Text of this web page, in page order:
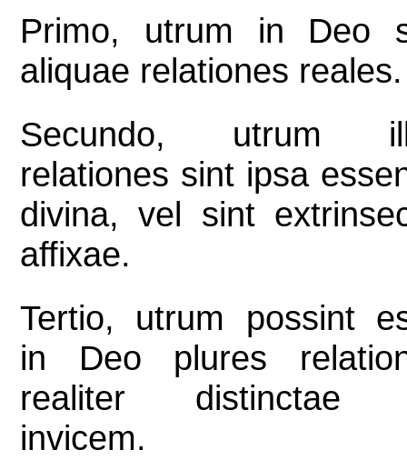
Primo, utrum in Deo
aliquae relationes reales.
Secundo, utrum
relationes sint ipsa
divina, vel sint
affixae.
Tertio, utrum possint
in Deo plures
realiter distinctae
invicem.